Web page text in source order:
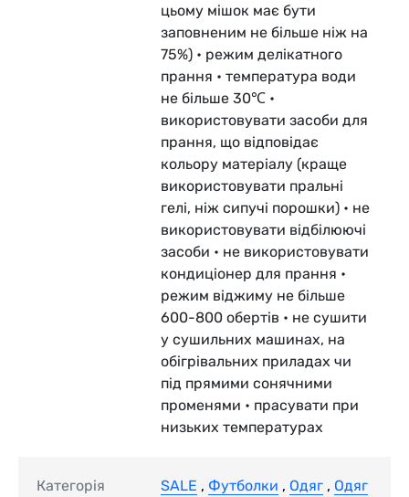
цьому мішок має бути
заповненим не більше ніж на
75%) • режим делікатного
прання • температура води
не більше 30℃ •
використовувати засоби для
прання, що відповідає
кольору матеріалу (краще
використовувати пральні
гелі, ніж сипучі порошки) • не
використовувати відбілюючі
засоби • не використовувати
кондиціонер для прання •
режим віджиму не більше
600-800 обертів • не сушити
у сушильних машинах, на
обігрівальних приладах чи
під прямими сонячними
променями • прасувати при
низьких температурах
Категорія SALE , Футболки , Одяг , Одяг